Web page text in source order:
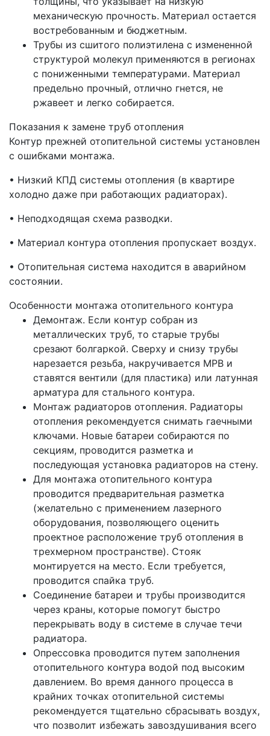
механическую прочность. Материал остается
востребованным и бюджетным.
Трубы из сшитого полиэтилена с измененной
структурой молекул применяются в регионах
с пониженными температурами. Материал
предельно прочный, отлично гнется, не
ржавеет и легко собирается.
Показания к замене труб отопления
Контур прежней отопительной системы установлен
с ошибками монтажа.
• Низкий КПД системы отопления (в квартире
холодно даже при работающих радиаторах).
• Неподходящая схема разводки.
• Материал контура отопления пропускает воздух.
• Отопительная система находится в аварийном
состоянии.
Особенности монтажа отопительного контура
Демонтаж. Если контур собран из
металлических труб, то старые трубы
срезают болгаркой. Сверху и снизу трубы
нарезается резьба, накручивается МРВ и
ставятся вентили (для пластика) или латунная
арматура для стального контура.
Монтаж радиаторов отопления. Радиаторы
отопления рекомендуется снимать гаечными
ключами. Новые батареи собираются по
секциям, проводится разметка и
последующая установка радиаторов на стену.
Для монтажа отопительного контура
проводится предварительная разметка
(желательно с применением лазерного
оборудования, позволяющего оценить
проектное расположение труб отопления в
трехмерном пространстве). Стояк
монтируется на место. Если требуется,
проводится спайка труб.
Соединение батареи и трубы производится
через краны, которые помогут быстро
перекрывать воду в системе в случае течи
радиатора.
Опрессовка проводится путем заполнения
отопительного контура водой под высоким
давлением. Во время данного процесса в
крайних точках отопительной системы
рекомендуется тщательно сбрасывать воздух,
что позволит избежать завоздушивания всего